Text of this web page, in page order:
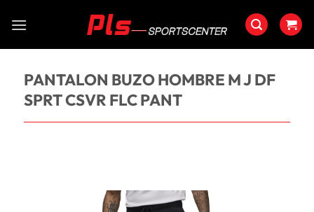
PANTALON BUZO HOMBRE M J DF
SPRT CSVR FLC PANT